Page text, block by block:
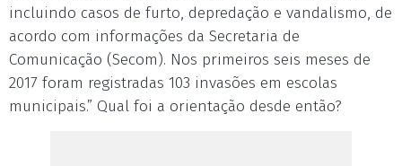
incluindo casos de furto, depredação e vandalismo, de
acordo com informações da Secretaria de
Comunicação (Secom). Nos primeiros seis meses de
2017 foram registradas 103 invasões em escolas
municipais.” Qual foi a orientação desde então?